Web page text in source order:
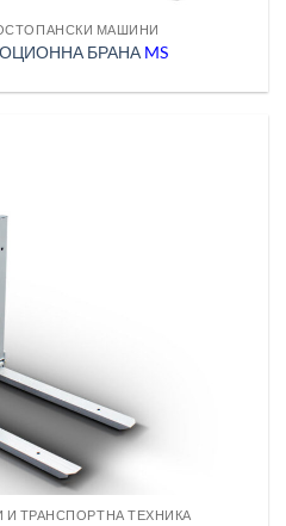
МАШИНИ
БРАНА MS
ТРАНСПОРТНА ТЕХНИКА